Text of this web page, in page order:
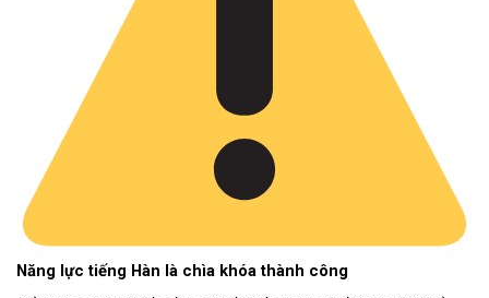
Năng lực tiếng Hàn là chìa khóa thành công